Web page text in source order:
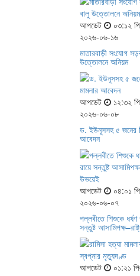
আপডেট
০৩:১২
২০২৬-০৬-১৬
মাতারবাড়ী সংযোগ
উত্তোলনে অনিয়ম
আপডেট
১২:৩২
২০২৬-০৬-০৮
ড. ইউনূসসহ ৫ জনের
আবেদন
আপডেট
০৪:০১
২০২৬-০৬-০৭
পল্লবীতে শিশুকে
সন্তুষ্ট
আপডেট
০১:২১